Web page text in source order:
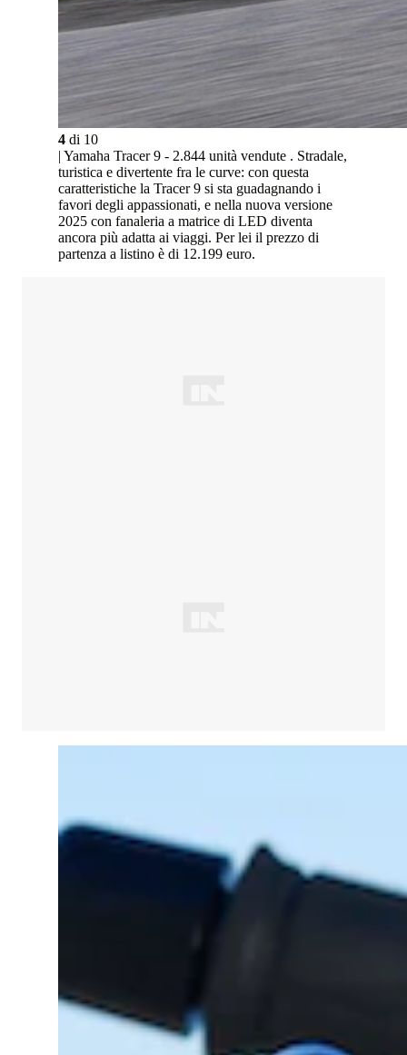
4 di 10
| Yamaha Tracer 9 - 2.844 unità vendute . Stradale,
turistica e divertente fra le curve: con questa
caratteristiche la Tracer 9 si sta guadagnando i
favori degli appassionati, e nella nuova versione
2025 con fanaleria a matrice di LED diventa
ancora più adatta ai viaggi. Per lei il prezzo di
partenza a listino è di 12.199 euro.